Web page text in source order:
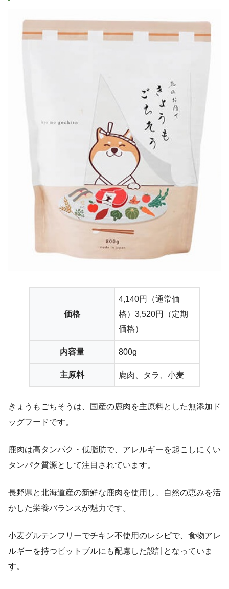
価格
4,140円（通常価
格）3,520円（定期
価格）
内容量 800g
主原料 鹿肉、タラ、小麦
きょうもごちそうは、国産の鹿肉を主原料とした無添加ド
ッグフードです。
鹿肉は高タンパク・低脂肪で、アレルギーを起こしにくい
タンパク質源として注目されています。
長野県と北海道産の新鮮な鹿肉を使用し、自然の恵みを活
かした栄養バランスが魅力です。
小麦グルテンフリーでチキン不使用のレシピで、食物アレ
ルギーを持つピットブルにも配慮した設計となっていま
す。